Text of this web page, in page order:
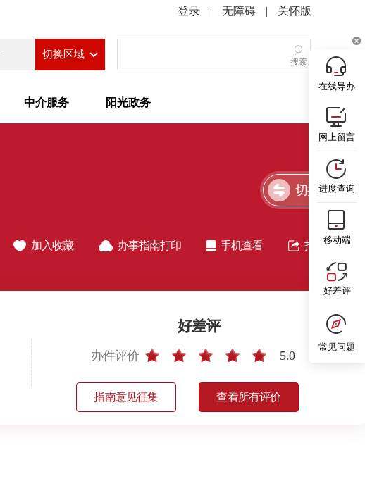
| 无障碍 | 关怀版
切换区域
搜索
中介服务 阳光政务
切换简洁版
加入收藏 办事指南打印 手机查看 指南分享
好差评
办件评价 5.0
指南意见征集 查看所有评价
在线导办
网上留言
进度查询
移动端
好差评
常见问题